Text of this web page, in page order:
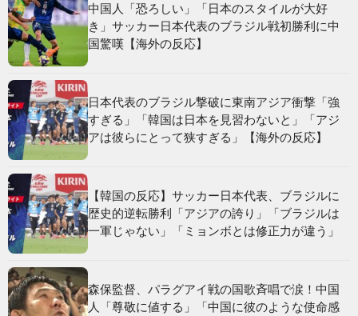
中国人「恐ろしい」「日本のスタイルが大好
き」サッカー日本代表のブラジル戦初勝利に中
国驚嘆【海外の反応】
日本代表のブラジル撃破に東南アジア衝撃「強
すぎる」「韓国は日本を見習わないと」「アジ
アは彼らにとって狭すぎる」【海外の反応】
【韓国の反応】サッカー日本代表、ブラジルに
歴史的逆転勝利「アジアの誇り」「ブラジルは
一軍じゃない」「ミョンボとは修正力が違う」
森保監督、パラグアイ戦の国歌斉唱で涙！中国
人「尊敬に値する」「中国に彼のような使命感